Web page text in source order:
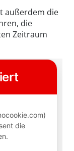
außerdem die
die
Zeitraum